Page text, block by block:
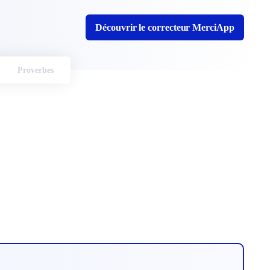
Découvrir le correcteur MerciApp
Proverbes